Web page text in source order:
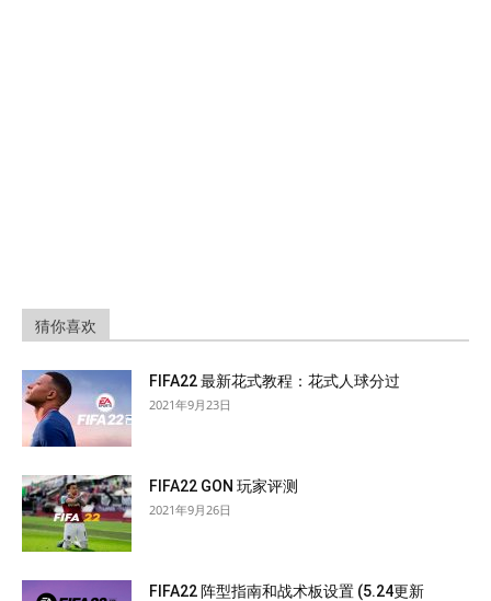
猜你喜欢
FIFA22 最新花式教程：花式人球分过
2021年9月23日
FIFA22 GON 玩家评测
2021年9月26日
FIFA22 阵型指南和战术板设置 (5.24更新